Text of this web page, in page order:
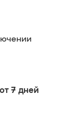
от 7 дней